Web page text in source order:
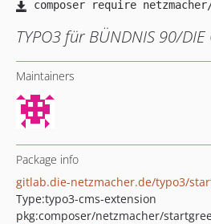
TYPO3 für BÜNDNIS 90/DIE
Maintainers
Package info
gitlab.die-netzmacher.de/typo3/
Type:typo3-cms-extension
pkg:composer/netzmacher/